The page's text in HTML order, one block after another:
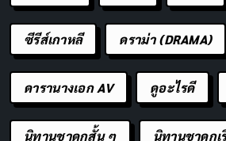
ซีรีส์เกาหลี ดราม่า (DRAMA)
ดารานางเอก AV ดูอะไรดี
นิทานชาดกสั้น ๆ นิทานชาดกเ